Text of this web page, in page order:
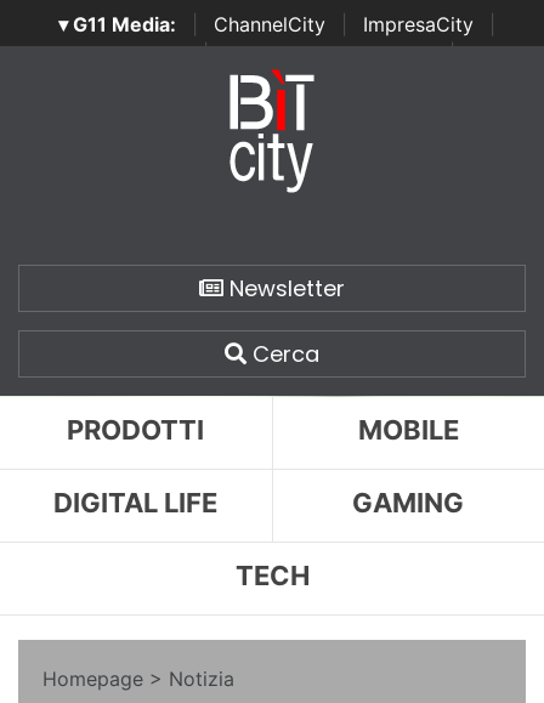
▾ G11 Media: ChannelCity ImpresaCity
SecurityOpenLab | Italian Channel Awards | Italian
Italian Security Awards
Newsletter
Cerca
PRODOTTI MOBILE
DIGITAL LIFE GAMING
TECH
Homepage > Notizia